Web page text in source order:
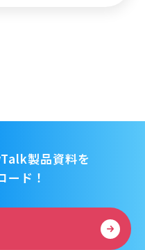
製品資料を
ード！